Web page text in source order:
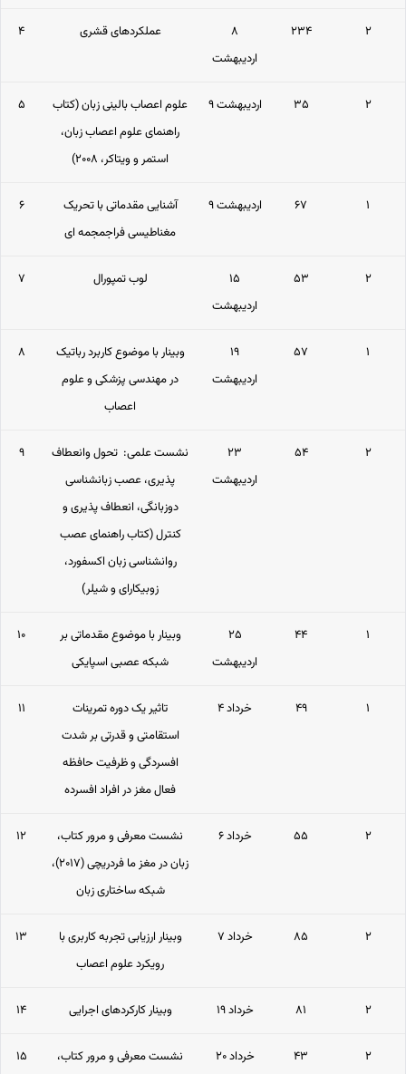
۴ عملکردهای قشری
۸
اردیبهشت
۲۳۴ ۲
۵
علوم اعصاب بالینی زبان (کتاب
راهنمای علوم اعصاب زبان،
استمر و ویتاکر، ۲۰۰۸)
۹ اردیبهشت ۳۵ ۲
۶
آشنایی مقدماتی با تحریک
مغناطیسی فراجمجمه ای
۹ اردیبهشت ۶۷ ۱
۷ لوب تمپورال
۱۵
اردیبهشت
۵۳ ۲
۸
وبینار با موضوع کاربرد رباتیک
در مهندسی پزشکی و علوم
اعصاب
۱۹
اردیبهشت
۵۷ ۱
۹
نشست علمی: تحول وانعطاف
پذیری، عصب زبانشناسی
دوزبانگی، انعطاف پذیری و
کنترل (کتاب راهنمای عصب
روانشناسی زبان اکسفورد،
زوبیکارای و شیلر)
۲۳
اردیبهشت
۵۴ ۲
۱۰
وبینار با موضوع مقدماتی بر
شبکه عصبی اسپایکی
۲۵
اردیبهشت
۴۴ ۱
۱۱
تاثیر یک دوره تمرینات
استقامتی و قدرتی بر شدت
افسردگی و ظرفیت حافظه
فعال مغز در افراد افسرده
۴ خرداد ۴۹ ۱
۱۲
نشست معرفی و مرور کتاب،
زبان در مغز ما فردریچی (۲۰۱۷)،
شبکه ساختاری زبان
۶ خرداد ۵۵ ۲
۱۳
وبینار ارزیابی تجربه کاربری با
رویکرد علوم اعصاب
۷ خرداد ۸۵ ۲
۱۴ وبینار کارکردهای اجرایی ۱۹ خرداد ۸۱ ۲
۱۵
نشست معرفی و مرور کتاب،
۲۰ خرداد ۴۳ ۲